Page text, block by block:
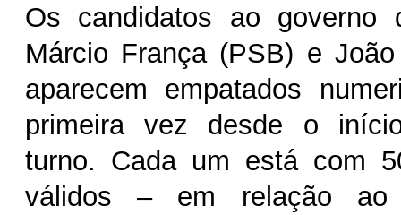
Os candidatos ao governo
Márcio França (PSB) e
aparecem empatados
primeira vez desde o
turno. Cada um está com
válidos – em relação ao